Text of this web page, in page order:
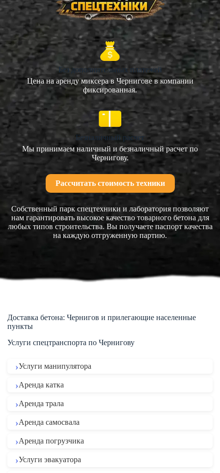
Без дополнительных платежей
Цена на аренду миксера в Чернигове в компании
фиксированная.
Безналичный расчет
Мы принимаем наличный и безналичный расчет по
Чернигову.
Рассчитать стоимость техники
Собственный парк спецтехники и лаборатория позволяют
нам гарантировать высокое качество товарного бетона для
любых типов строительства. Вы получаете паспорт качества
на каждую отгруженную партию.
Доставка бетона: Чернигов и прилегающие населенные
пункты
Услуги спецтранспорта по Чернигову
Услуги манипулятора
Аренда катка
Аренда трала
Аренда самосвала
Аренда погрузчика
Услуги эвакуатора